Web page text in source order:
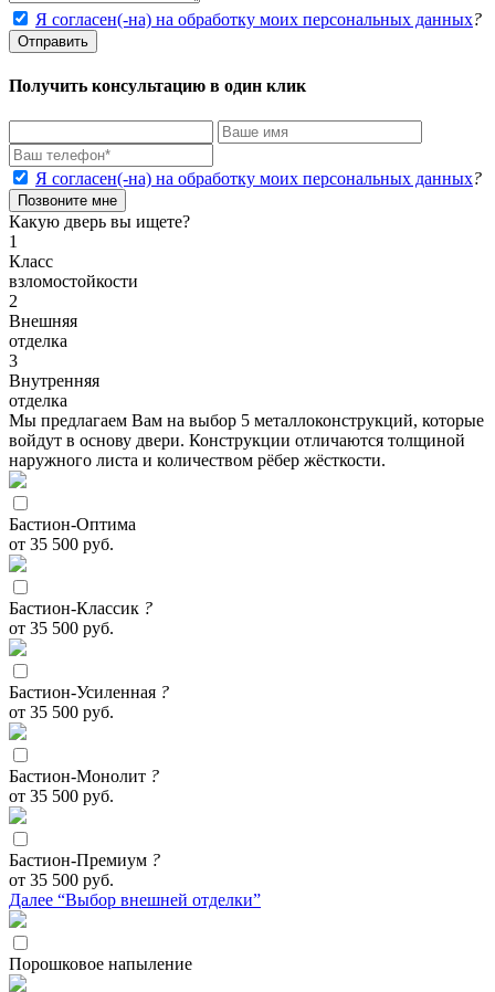
Я согласен(-на) на обработку моих персональных данных?
Отправить
Получить консультацию в один клик
Я согласен(-на) на обработку моих персональных данных?
Позвоните мне
Какую дверь вы ищете?
1
Класс
взломостойкости
2
Внешняя
отделка
3
Внутренняя
отделка
Мы предлагаем Вам на выбор 5 металлоконструкций, которые
войдут в основу двери. Конструкции отличаются толщиной
наружного листа и количеством рёбер жёсткости.
Бастион-Оптима
от 35 500 руб.
Бастион-Классик ?
от 35 500 руб.
Бастион-Усиленная ?
от 35 500 руб.
Бастион-Монолит ?
от 35 500 руб.
Бастион-Премиум ?
от 35 500 руб.
Далее “Выбор внешней отделки”
Порошковое напыление